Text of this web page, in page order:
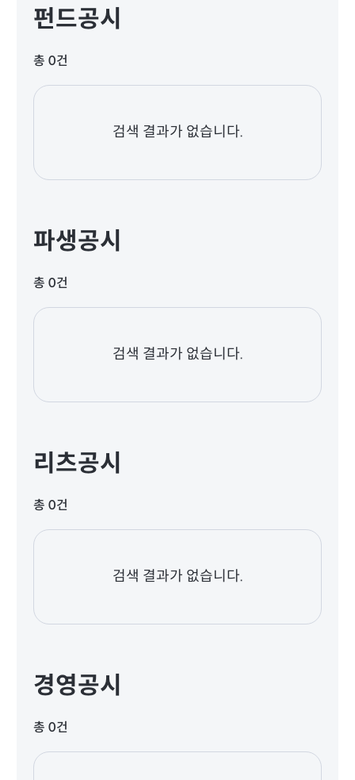
펀드공시
총 0건
검색 결과가 없습니다.
파생공시
총 0건
검색 결과가 없습니다.
리츠공시
총 0건
검색 결과가 없습니다.
경영공시
총 0건